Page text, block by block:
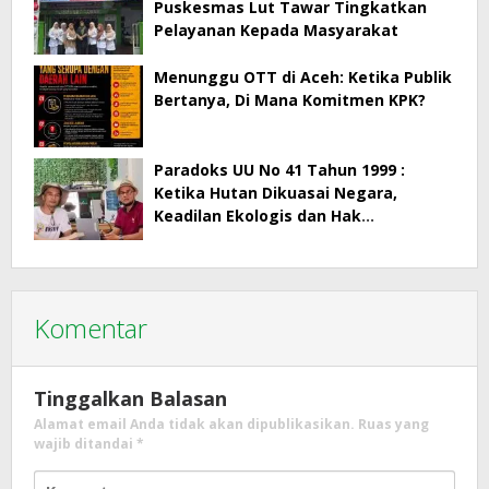
Puskesmas Lut Tawar Tingkatkan
Pelayanan Kepada Masyarakat
Menunggu OTT di Aceh: Ketika Publik
Bertanya, Di Mana Komitmen KPK?
Paradoks UU No 41 Tahun 1999 :
Ketika Hutan Dikuasai Negara,
Keadilan Ekologis dan Hak
Komentar
Tinggalkan Balasan
Alamat email Anda tidak akan dipublikasikan. Ruas yang
wajib ditandai *